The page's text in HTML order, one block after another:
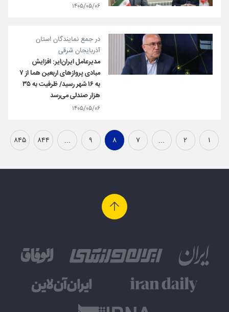
۱۴۰۵/۰۵/۰۶
در جمع نمایندگان استان
آذربایجان شرقی
مدیرعامل ایران‌ایر: افزایش
مبادی پروازهای اربعین هما از ۷
به ۱۶ شهر رسید/ ظرفیت به ۳۵
هزار صندلی می‌رسد
۱۴۰۵/۰۵/۰۶
۱ ۲ ... ۷ ۸ ۹ ... ۸۴۴ ۸۴۵